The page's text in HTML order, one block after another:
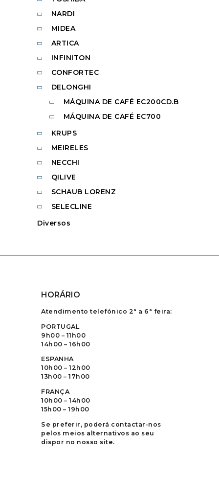
NARDI
MIDEA
ARTICA
INFINITON
CONFORTEC
DELONGHI
MÁQUINA DE CAFÉ EC200CD.B
MÁQUINA DE CAFÉ EC700
KRUPS
MEIRELES
NECCHI
QILIVE
SCHAUB LORENZ
SELECLINE
Diversos
HORÁRIO
Atendimento telefónico 2ª a 6ª feira:
PORTUGAL
9h00 – 11h00
14h00 – 16h00
ESPANHA
10h00 – 12h00
13h00 – 17h00
FRANÇA
10h00 – 14h00
15h00 – 19h00
Se preferir, poderá contactar-nos
pelos meios alternativos ao seu
dispor no nosso site.